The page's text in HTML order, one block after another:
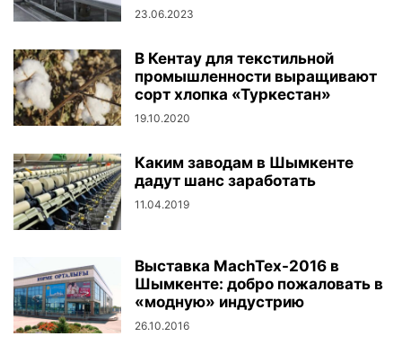
23.06.2023
В Кентау для текстильной
промышленности выращивают
сорт хлопка «Туркестан»
19.10.2020
Каким заводам в Шымкенте
дадут шанс заработать
11.04.2019
Выставка MachTex-2016 в
Шымкенте: добро пожаловать в
«модную» индустрию
26.10.2016